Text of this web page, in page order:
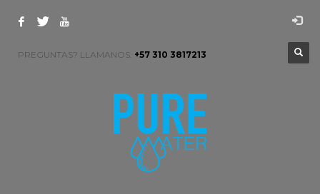
PREGUNTAS? LLAMANOS: +57 310 3817213